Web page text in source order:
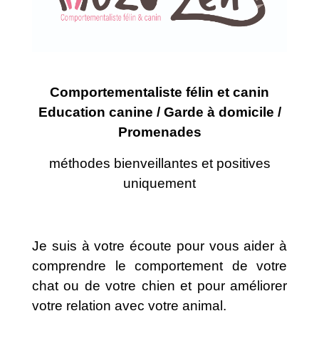
Comportementaliste félin et canin
Education canine / Garde à domicile /
Promenades
méthodes bienveillantes et positives
uniquement
Je suis à votre écoute pour vous aider à
comprendre le comportement de votre
chat ou de votre chien et pour améliorer
votre relation avec votre animal.